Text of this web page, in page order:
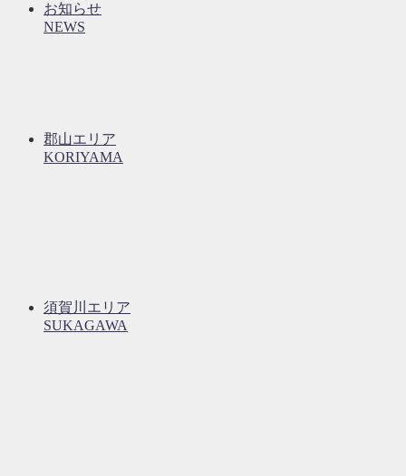
お知らせ
NEWS
郡山エリア
KORIYAMA
須賀川エリア
SUKAGAWA